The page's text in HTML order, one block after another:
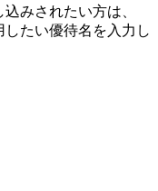
みされたい方は、
したい優待名を入力し